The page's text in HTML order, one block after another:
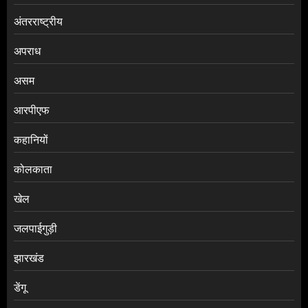
अंतरराष्ट्रीय
अपराध
असम
आरपीएफ
कहानियों
कोलकाता
खेल
जलपाईगुड़ी
झारखंड
डेंगू